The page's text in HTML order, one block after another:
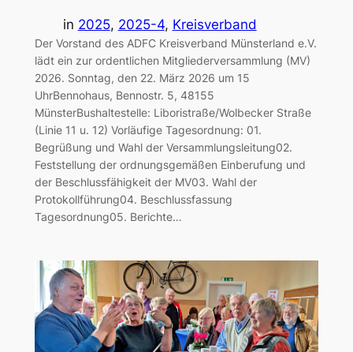
in 2025, 2025-4, Kreisverband
Der Vorstand des ADFC Kreisverband Münsterland e.V.
lädt ein zur ordentlichen Mitgliederversammlung (MV)
2026. Sonntag, den 22. März 2026 um 15
UhrBennohaus, Bennostr. 5, 48155
MünsterBushaltestelle: Liboristraße/Wolbecker Straße
(Linie 11 u. 12) Vorläufige Tagesordnung: 01.
Begrüßung und Wahl der Versammlungsleitung02.
Feststellung der ordnungsgemäßen Einberufung und
der Beschlussfähigkeit der MV03. Wahl der
Protokollführung04. Beschlussfassung
Tagesordnung05. Berichte…